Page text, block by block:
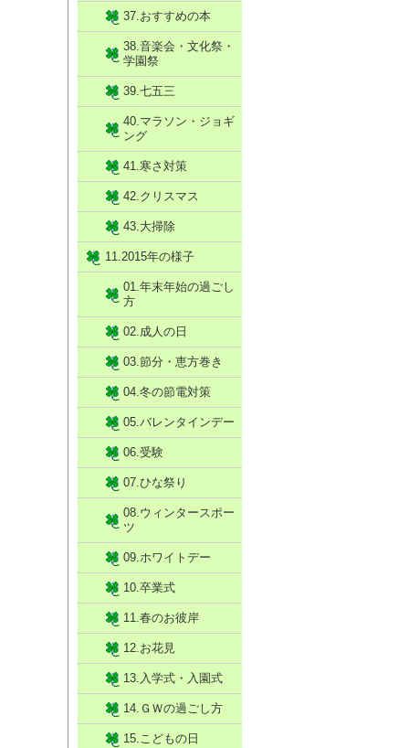
37.おすすめの本
38.音楽会・文化祭・
学園祭
39.七五三
40.マラソン・ジョギ
ング
41.寒さ対策
42.クリスマス
43.大掃除
11.2015年の様子
01.年末年始の過ごし
方
02.成人の日
03.節分・恵方巻き
04.冬の節電対策
05.バレンタインデー
06.受験
07.ひな祭り
08.ウィンタースポー
ツ
09.ホワイトデー
10.卒業式
11.春のお彼岸
12.お花見
13.入学式・入園式
14.ＧＷの過ごし方
15.こどもの日